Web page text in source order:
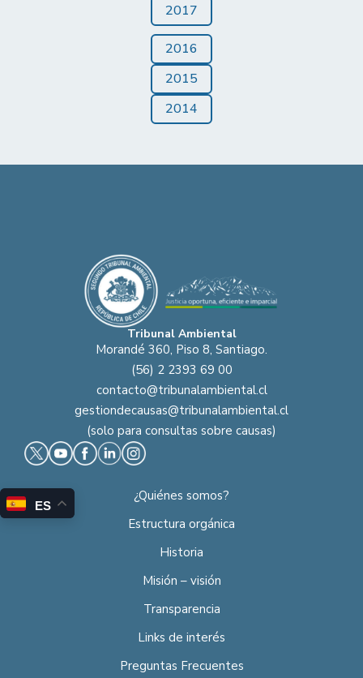
2017
2016
2015
2014
Tribunal Ambiental
Morandé 360, Piso 8, Santiago.
(56) 2 2393 69 00
contacto@tribunalambiental.cl
gestiondecausas@tribunalambiental.cl
(solo para consultas sobre causas)
¿Quiénes somos?
Estructura orgánica
Historia
Misión – visión
Transparencia
Links de interés
Preguntas Frecuentes
ES